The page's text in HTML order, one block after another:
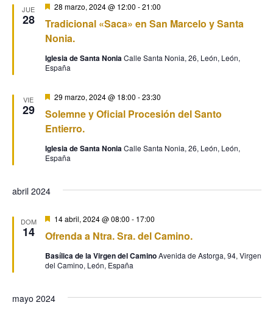
JUE
28
Tradicional «Saca» en San Marcelo y Santa
Nonia.
Destacado
28 marzo, 2024 @ 12:00 -21:00
Iglesia de Santa NoniaCalle Santa Nonia, 26, León, León,
España
VIE
29
Solemne y Oficial Procesión del Santo
Entierro.
Destacado
29 marzo, 2024 @ 18:00 -23:30
Iglesia de Santa NoniaCalle Santa Nonia, 26, León, León,
España
abril 2024
DOM
14 Ofrenda a Ntra. Sra. del Camino.
Destacado
14 abril, 2024 @ 08:00 - 17:00
Basílica de la Virgen del CaminoAvenida de Astorga, 94, Virgen
del Camino, León, España
mayo 2024